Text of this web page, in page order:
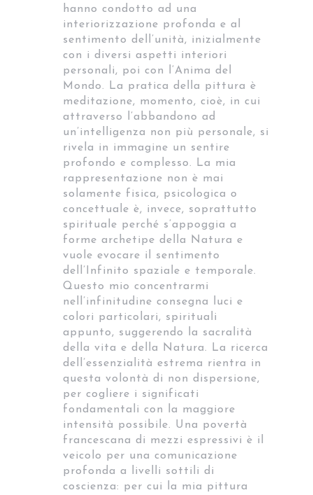
hanno condotto ad una
interiorizzazione profonda e al
sentimento dell’unità, inizialmente
con i diversi aspetti interiori
personali, poi con l’Anima del
Mondo. La pratica della pittura è
meditazione, momento, cioè, in cui
attraverso l’abbandono ad
un’intelligenza non più personale, si
rivela in immagine un sentire
profondo e complesso. La mia
rappresentazione non è mai
solamente fisica, psicologica o
concettuale è, invece, soprattutto
spirituale perché s’appoggia a
forme archetipe della Natura e
vuole evocare il sentimento
dell’Infinito spaziale e temporale.
Questo mio concentrarmi
nell’infinitudine consegna luci e
colori particolari, spirituali
appunto, suggerendo la sacralità
della vita e della Natura. La ricerca
dell’essenzialità estrema rientra in
questa volontà di non dispersione,
per cogliere i significati
fondamentali con la maggiore
intensità possibile. Una povertà
francescana di mezzi espressivi è il
veicolo per una comunicazione
profonda a livelli sottili di
coscienza: per cui la mia pittura